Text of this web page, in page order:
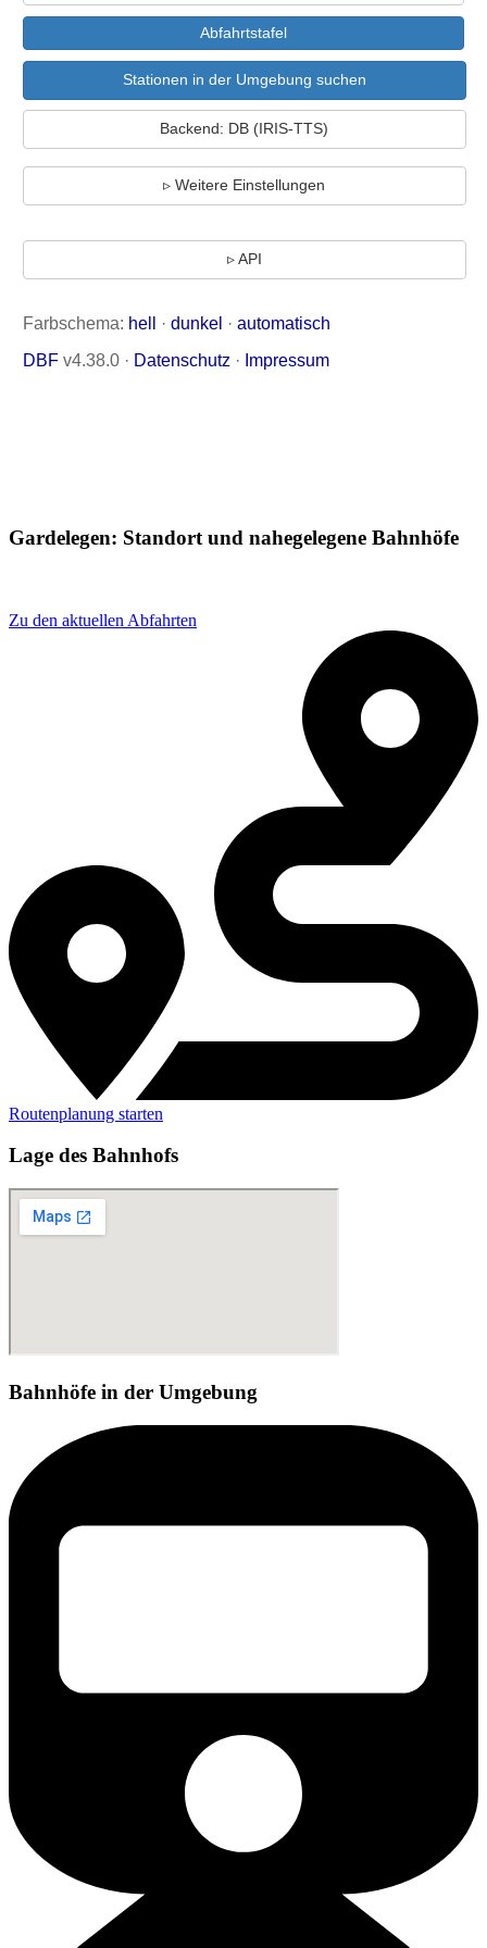
Gardelegen: Standort und nahegelegene Bahnhöfe
Zu den aktuellen Abfahrten
Routenplanung starten
Lage des Bahnhofs
Bahnhöfe in der Umgebung